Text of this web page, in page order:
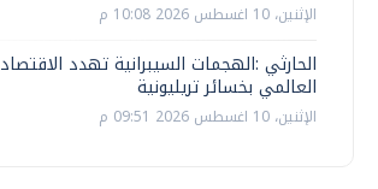
الإثنين، 10 اغسطس 2026 10:08 م
الحارثي :الهجمات السيبرانية تهدد الاقتصاد
العالمي بخسائر تريليونية
الإثنين، 10 اغسطس 2026 09:51 م